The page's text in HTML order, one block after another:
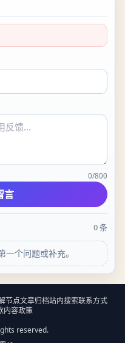
0/800
言
0条
个问题或补充。
节点文章归档站内搜索联系方式
内容政策
reserved.